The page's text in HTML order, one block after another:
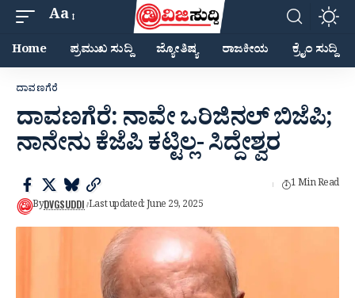
Aa
Home ಪ್ರಮುಖ ಸುದ್ದಿ ಜ್ಯೋತಿಷ್ಯ ರಾಜಕೀಯ ಕ್ರೈಂ ಸುದ್ದಿ
ದಾವಣಗೆರೆ
ದಾವಣಗೆರೆ: ನಾವೇ ಒರಿಜಿನಲ್‌ ಬಿಜೆಪಿ;
ನಾನೇನು ಕೆಜೆಪಿ ಕಟ್ಟಿಲ್ಲ- ಸಿದ್ದೇಶ್ವರ
ByDVGSUDDI Last updated: June 29, 2025
1 Min Read